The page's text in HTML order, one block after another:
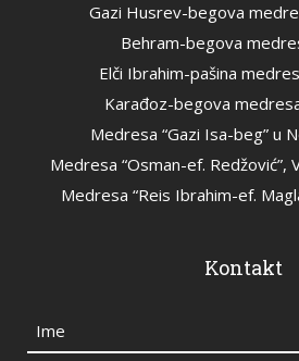
Gazi Husrev-begova
Behram-begova
Elči Ibrahim-pašina
Karađoz-begova
Medresa “Gazi Isa-beg” u
Medresa “Osman-ef. Redžović”,
Medresa “Reis Ibrahim-ef.
Kontakt
Ime